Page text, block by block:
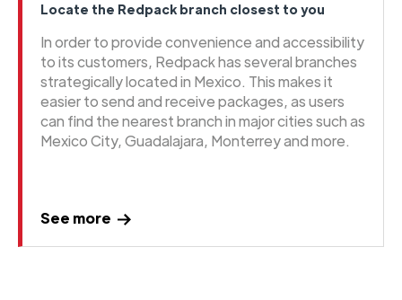
Locate the Redpack branch closest to you
In order to provide convenience and accessibility
to its customers, Redpack has several branches
strategically located in Mexico. This makes it
easier to send and receive packages, as users
can find the nearest branch in major cities such as
Mexico City, Guadalajara, Monterrey and more.
See more